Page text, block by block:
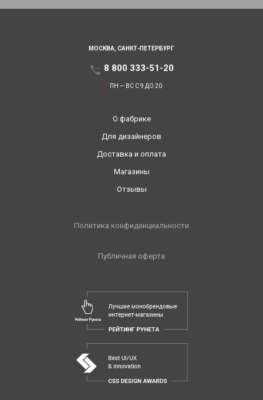
МОСКВА, САНКТ-ПЕТЕРБУРГ
8 800 333-51-20
ПН — ВС С 9 ДО 20
О фабрике
Для дизайнеров
Доставка и оплата
Магазины
Отзывы
Политика конфиденциальности
Публичная оферта